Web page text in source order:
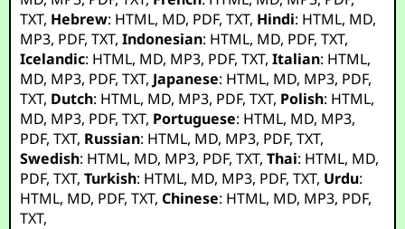
TXT, Hebrew: HTML, MD, PDF,TXT, Hindi: HTML, MD,
MP3, PDF,TXT,Indonesian: HTML, MD, PDF,TXT,
Icelandic: HTML, MD, MP3, PDF,TXT,Italian: HTML,
MD, MP3, PDF,TXT, Japanese: HTML, MD, MP3, PDF,
TXT, Dutch: HTML, MD, MP3, PDF,TXT, Polish: HTML,
MD, MP3, PDF,TXT, Portuguese: HTML, MD, MP3,
PDF,TXT, Russian: HTML, MD, MP3, PDF,TXT,
Swedish: HTML, MD, MP3, PDF,TXT,Thai: HTML, MD,
PDF,TXT,Turkish: HTML, MD, MP3, PDF,TXT, Urdu:
HTML, MD, PDF,TXT,Chinese: HTML, MD, MP3, PDF,
TXT,